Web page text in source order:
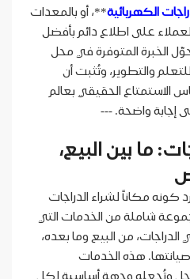
الكهربائية**، أو بالمعدات
على اطلاع دائم بأفضل
الخبرة المتوفرة في محل
والتطوير، وتُثبت أن
الحقيقي بعالم
إجابة واضحة. ---
ما بين البيع،
كونه مكاناً لشراء الدراجات
شاملة من الخدمات التي
من البيع وما بعده،
هذه الخدمات
وتُجعله وجهة أساسية لكل